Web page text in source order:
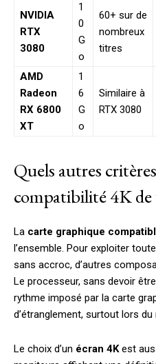
NVIDIA
RTX
3080
1
0
G
o
60+ sur de
nombreux
titres
AMD
Radeon
RX 6800
XT
1
6
G
o
Similaire à
RTX 3080
Quels autres
compatibilité 4K de
La carte graphique
l’ensemble. Pour exploiter
sans accroc, d’autres
Le processeur, sans devoir
rythme imposé par la carte
d’étranglement, surtout lors
Le choix d’un écran 4Kest